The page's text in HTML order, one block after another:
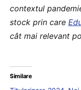
contextul
stock prin care
cât mai relevant
Similare